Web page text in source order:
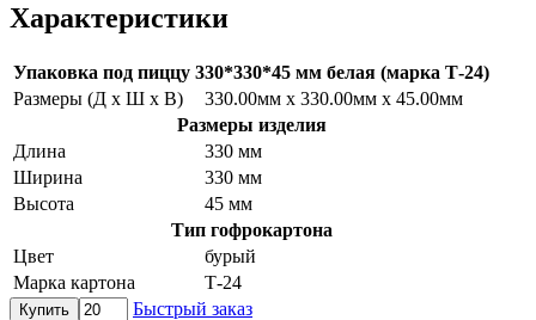
Характеристики
Упаковка под пиццу 330*330*45 мм белая (марка Т-24)
Размеры (Д х Ш х В)
330.00мм x 330.00мм x 45.00мм
Размеры изделия
Длина
330 мм
Ширина
330 мм
Высота
45 мм
Тип гофрокартона
Цвет
бурый
Марка картона
Т-24
Купить Быстрый заказ